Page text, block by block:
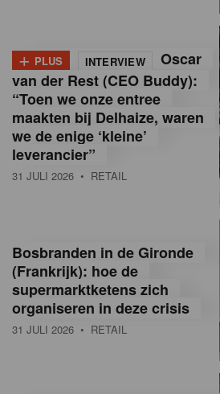
a
M
a
g
a
n
e
+ PLUS INTERVIEW
Oscar
van der Rest (CEO Buddy):
“Toen we onze entree
maakten bij Delhaize, waren
we de enige ‘kleine’
leverancier”
31 JULI 2026 • RETAIL
Bosbranden in de Gironde
(Frankrijk): hoe de
supermarktketens zich
organiseren in deze crisis
31 JULI 2026 • RETAIL